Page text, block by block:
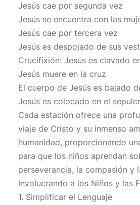
Jesús cae por segunda vez
Jesús se encuentra con las
Jesús cae por tercera vez
Jesús es despojado de sus
Crucifixión: Jesús es clavado
Jesús muere en la cruz
El cuerpo de Jesús es bajado
Jesús es colocado en el
Cada estación ofrece una
viaje de Cristo y su inmenso
humanidad, proporcionando
para que los niños aprendan
perseverancia, la compasión y
Involucrando a los Niños y las
1. Simplificar el Lenguaje